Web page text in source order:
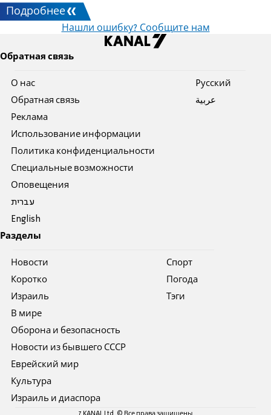
Подробнее
Нашли ошибку? Сообщите нам
Обратная связь
О нас
Обратная связь
Реклама
Использование информации
Политика конфиденциальности
Специальные возможности
Оповещения
עברית
English
Pусский
عربية
Разделы
Новости
Коротко
Израиль
В мире
Оборона и безопасность
Новости из бывшего СССР
Еврейский мир
Культура
Израиль и диаспора
Спорт
Погода
Тэги